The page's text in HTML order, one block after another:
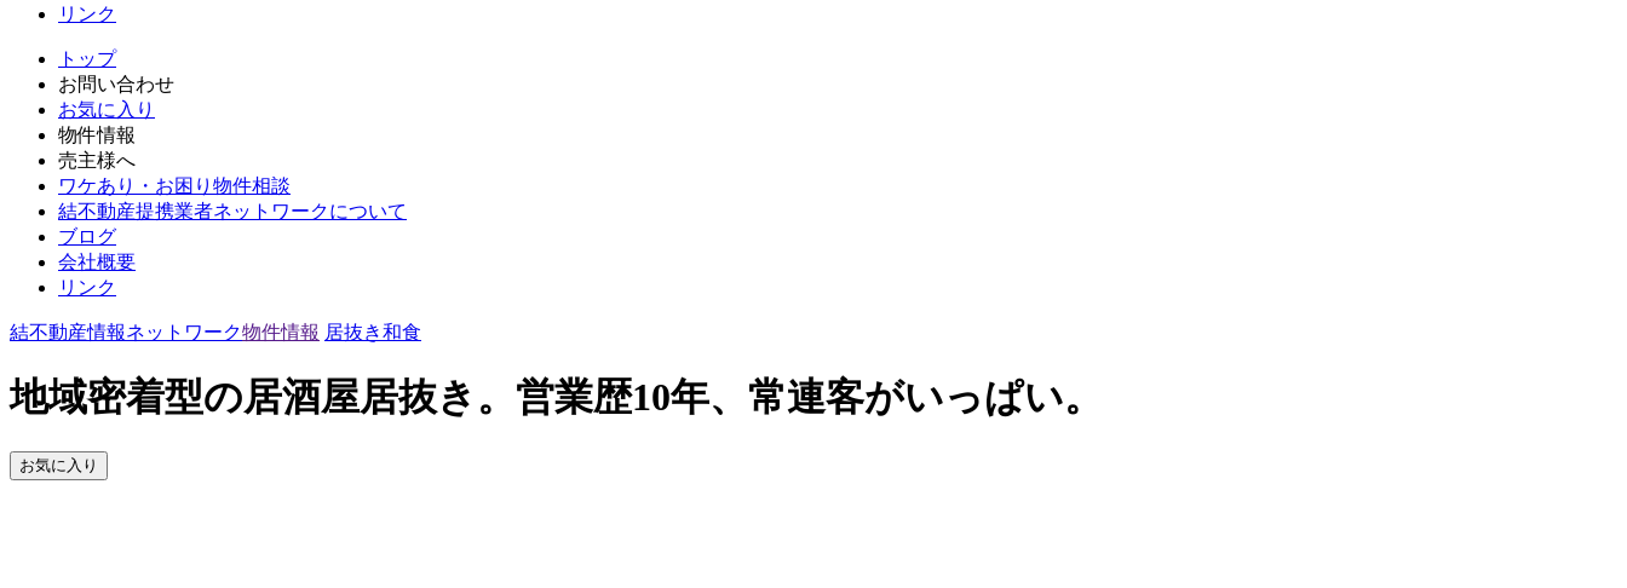
リンク
トップ
お問い合わせ
お気に入り
物件情報
売主様へ
ワケあり・お困り物件相談
結不動産提携業者ネットワークについて
ブログ
会社概要
リンク
結不動産情報ネットワーク物件情報 居抜き和食
地域密着型の居酒屋居抜き。営業歴10年、常連客がいっぱい。
お気に入り